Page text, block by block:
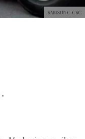
SAMSUNG CSC